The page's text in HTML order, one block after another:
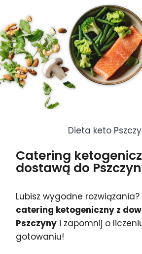
Dieta keto
Catering
dostawą do
Lubisz wygodne rozwiązania?
catering ketogeniczny z
Pszczyny i zapomnij o
gotowaniu!